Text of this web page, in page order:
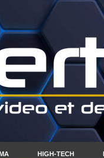
HIGH-TECH